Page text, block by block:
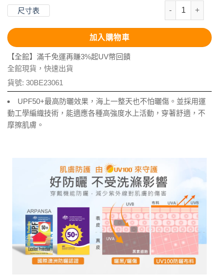
尺寸表
抗UV-涼感拼
加入購物車
【全館】滿千免運再賺3%起UV幣回饋
全館現貨，快速出貨
貨號: 30BE23061
UPF50+最高防曬效果，海上一整天也不怕曬傷。並採用運
動工學編織技術，能適應各種高強度水上活動，穿著舒適，不
摩擦肌膚。